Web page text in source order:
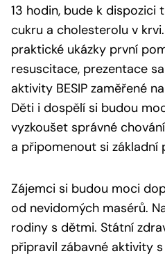
13 hodin, bude k dispozici
cukru a cholesterolu v
praktické ukázky první
resuscitace, prezentace
aktivity BESIP zaměřené
Děti i dospělí si budou
vyzkoušet správné
a připomenout si základní
Zájemci si budou moci
od nevidomých masérů.
rodiny s dětmi. Státní
připravil zábavné aktivity